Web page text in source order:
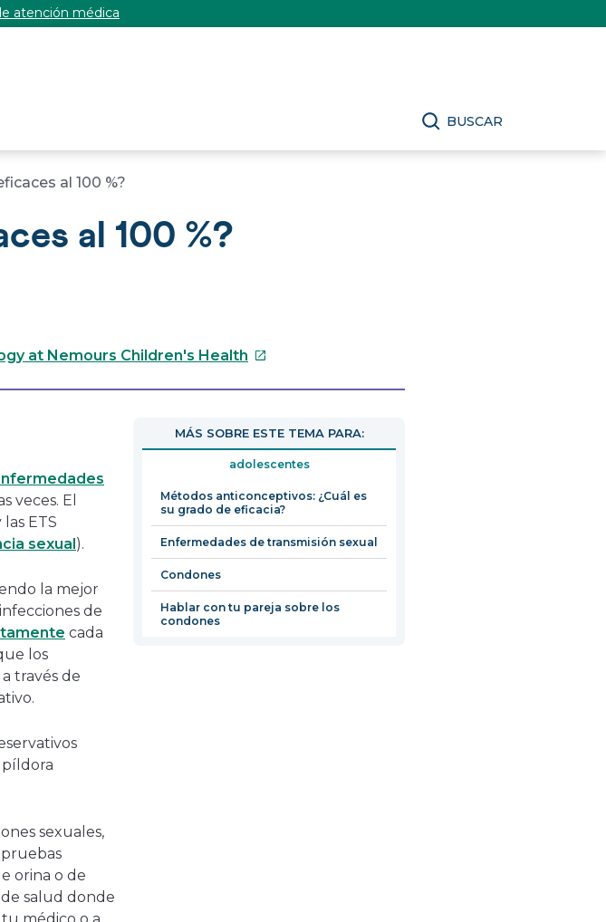
atención médica
BUSCAR
al 100 %?
al 100 %?
at Nemours Children's Health Este
en
una
ventana
veces. El
ETS
sexual).
la mejor
de
cada
los
través de
píldora
sexuales,
pruebas
orina o de
salud donde
médico o a
MÁS SOBRE ESTE TEMA PARA:
adolescentes
Métodos anticonceptivos: ¿Cuál es
su grado de eficacia?
Enfermedades de transmisión sexual
Condones
Hablar con tu pareja sobre los
condones